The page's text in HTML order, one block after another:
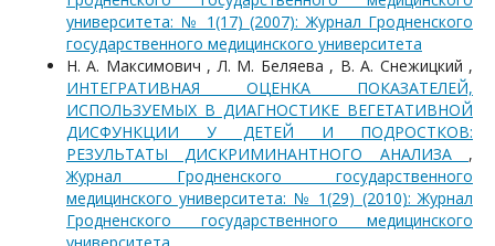
университета: № 1(17) (2007): Журнал Гродненского
государственного медицинского университета
Н. А. Максимович , Л. М. Беляева , В. А. Снежицкий ,
ИНТЕГРАТИВНАЯ ОЦЕНКА ПОКАЗАТЕЛЕЙ,
ИСПОЛЬЗУЕМЫХ В ДИАГНОСТИКЕ ВЕГЕТАТИВНОЙ
ДИСФУНКЦИИ У ДЕТЕЙ И ПОДРОСТКОВ:
РЕЗУЛЬТАТЫ ДИСКРИМИНАНТНОГО АНАЛИЗА ,
Журнал Гродненского государственного
медицинского университета: № 1(29) (2010): Журнал
Гродненского государственного медицинского